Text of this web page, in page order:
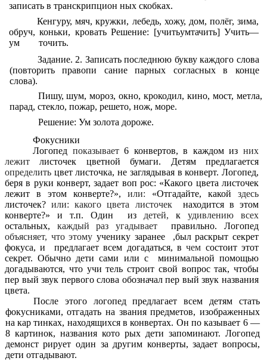
записать в транскрипцион ных скобках.
Кенгуру, мяч, кружки, лебедь, хожу, дом, полёг, зима,
обруч, коньки, кровать Решение: [учитьумтачить] Учить—
ум точить.
Задание. 2. Записать последнюю букву каждого слова
(повторить правопи сание парных согласных в конце
слова).
Пишу, шум, мороз, окно, крокодил, кино, мост, метла,
парад, стекло, пожар, решето, нож, море.
Решение: Ум золота дороже.
Фокусники
Логопед показывает6 конвертов, в каждом изних
лежитлисточек цветной бумаги. Детям предлагается
определить цвет листочка, не заглядывая в конверт. Логопед,
беря в руки конверт, задает воп рос: «Какого цвета листочек
лежит в этом конверте?», или: «Отгадайте, какой здесь
листочек?или: какого цвета листочек находится в этом
конверте?» и т.п. Один из детей, к удивлению всех
остальных, каждый раз угадываетправильно. Логопед
объясняет, что этому ученику заранее ,был раскрыт секрет
фокуса, и предлагает всем догадаться, вчем состоит этот
секрет. Обычно дети сами или с минимальной помощью
догадываются, что учи тель строит свой вопрос так, чтобы
пер вый звук первого слова обозначал пер вый звук названия
цвета.
После этого логопед предлагает всем детям стать
фокусниками, отгадать на звания предметов, изображенных
на кар тинках, находящихся в конвертах. Он по казывает 6 —
8 картинок, названия кото рых дети запоминают. Логопед
демонст рирует один за другим конверты, задает вопросы,
дети отгадывают.